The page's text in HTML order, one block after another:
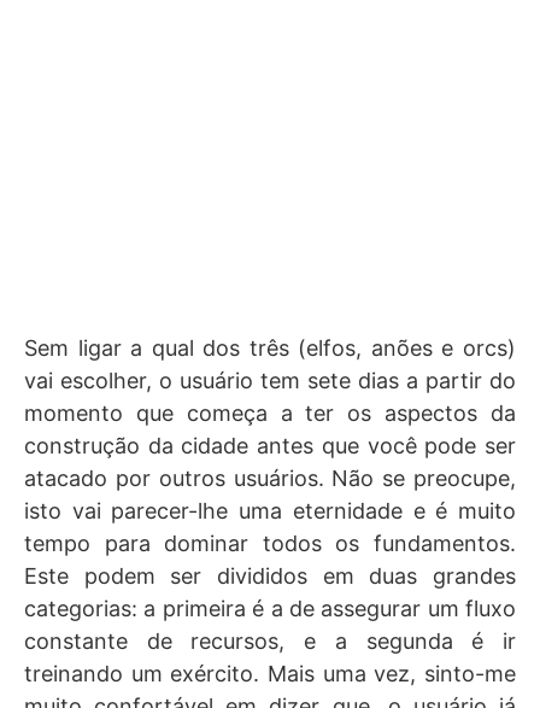
Sem ligar a qual dos três (elfos, anões e orcs)
vai escolher, o usuário tem sete dias a partir do
momento que começa a ter os aspectos da
construção da cidade antes que você pode ser
atacado por outros usuários. Não se preocupe,
isto vai parecer-lhe uma eternidade e é muito
tempo para dominar todos os fundamentos.
Este podem ser divididos em duas grandes
categorias: a primeira é a de assegurar um fluxo
constante de recursos, e a segunda é ir
treinando um exército. Mais uma vez, sinto-me